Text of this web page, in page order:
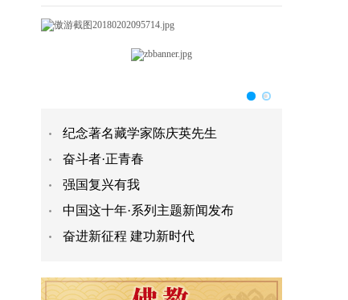
纪念著名藏学家陈庆英先生
奋斗者·正青春
强国复兴有我
中国这十年·系列主题新闻发布
奋进新征程 建功新时代